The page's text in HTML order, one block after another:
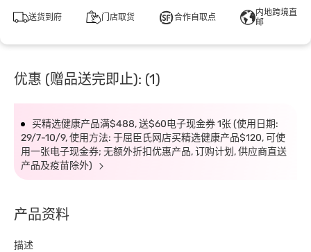
送货到府 门店取货 合作自取点
内地跨境直
邮
优惠 (赠品送完即止): (1)
买精选健康产品满$488, 送$60电子现金券 1张 (使用日期:
29/7-10/9, 使用方法: 于屈臣氏网店买精选健康产品$120, 可使
用一张电子现金券; 无额外折扣优惠产品, 订购计划, 供应商直送
产品及疫苗除外)
产品资料
描述